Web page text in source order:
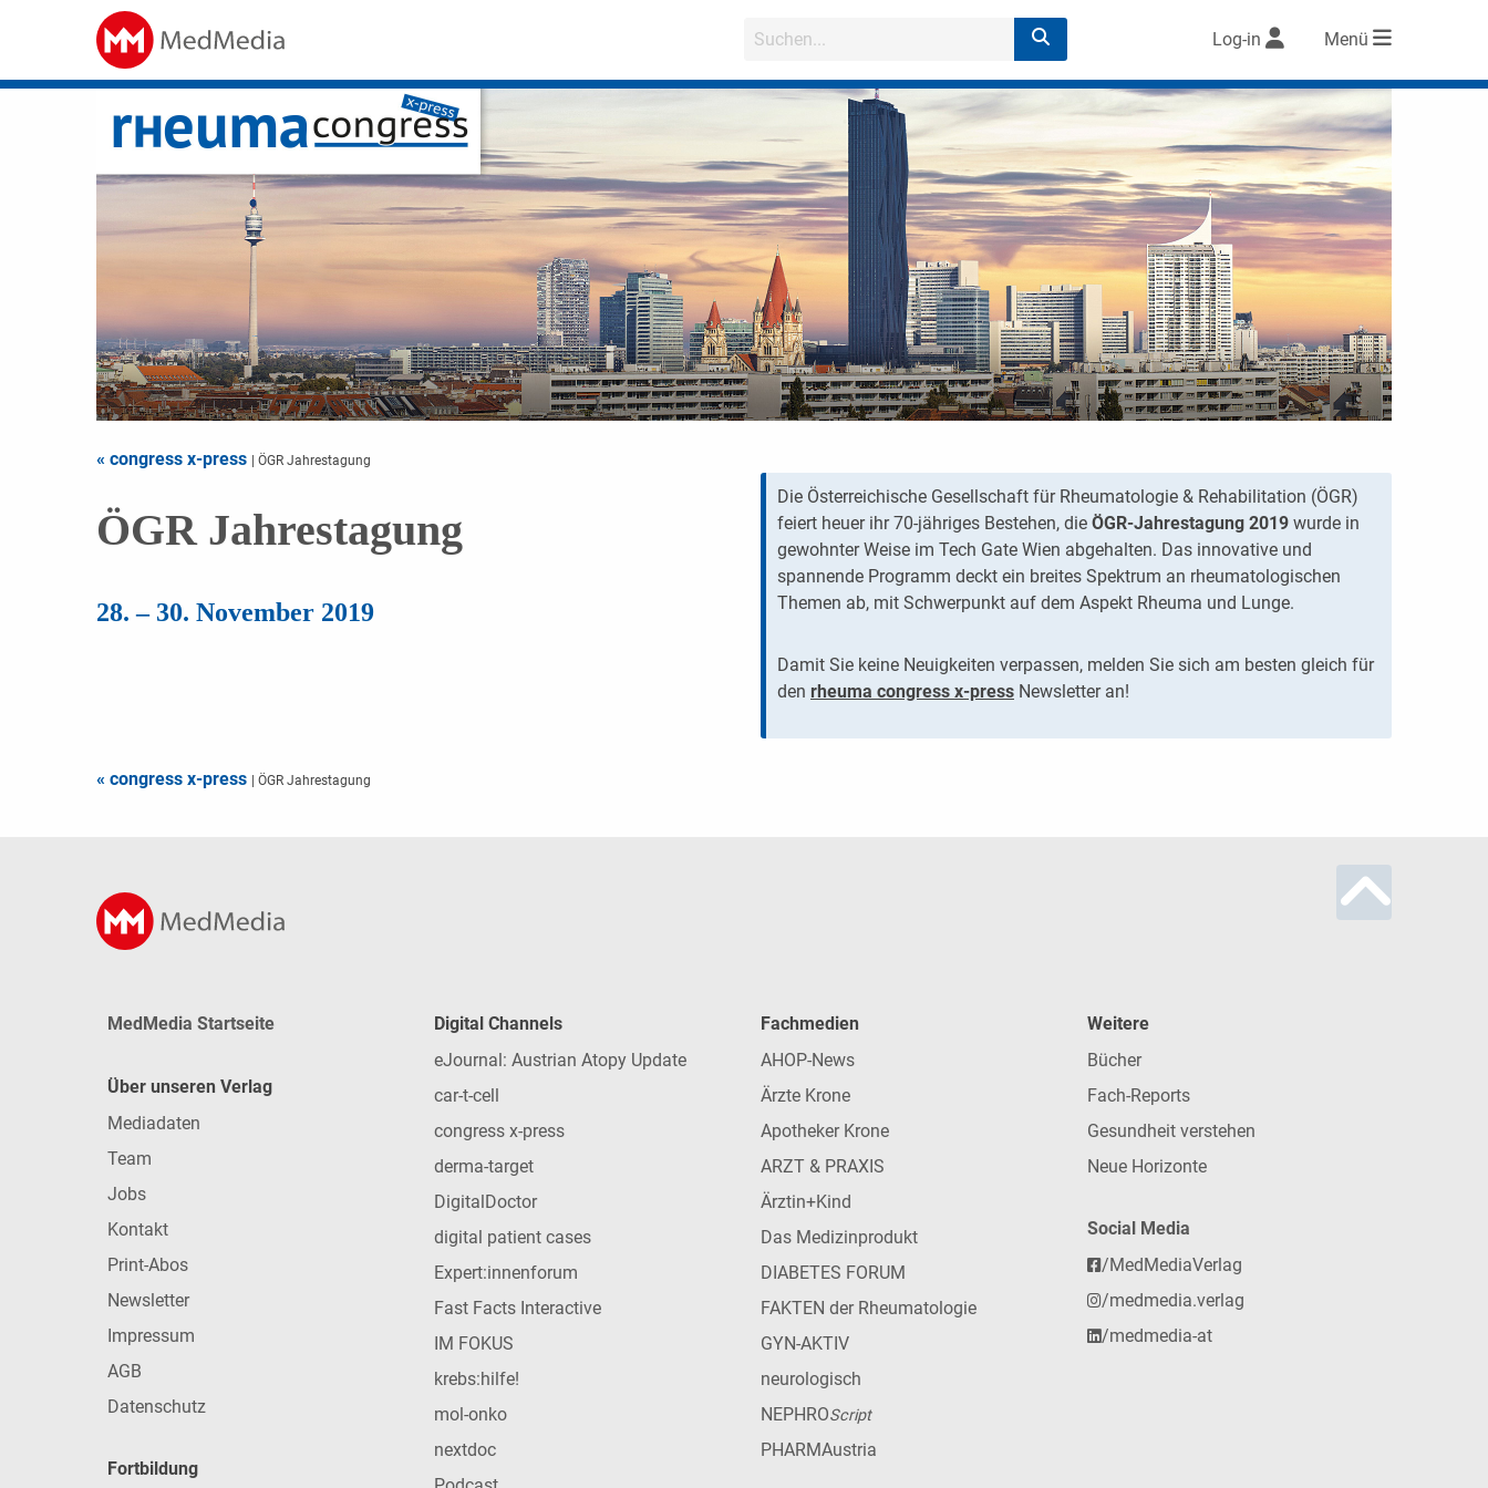
Log-in Menü
« congress x-press | ÖGR Jahrestagung
ÖGR Jahrestagung
28. – 30. November 2019
Die Österreichische Gesellschaft für Rheumatologie & Rehabilitation (ÖGR)
feiert heuer ihr 70-jähriges Bestehen, die ÖGR-Jahrestagung 2019 wurde in
gewohnter Weise im Tech Gate Wien abgehalten. Das innovative und
spannende Programm deckt ein breites Spektrum an rheumatologischen
Themen ab, mit Schwerpunkt auf dem Aspekt Rheuma und Lunge.
Damit Sie keine Neuigkeiten verpassen, melden Sie sich am besten gleich für
den rheuma congress x-press Newsletter an!
« congress x-press | ÖGR Jahrestagung
MedMedia Startseite
Über unseren Verlag
Mediadaten
Team
Jobs
Kontakt
Print-Abos
Newsletter
Impressum
AGB
Datenschutz
Fortbildung
Digital Channels
eJournal: Austrian Atopy Update
car-t-cell
congress x-press
derma-target
DigitalDoctor
digital patient cases
Expert:innenforum
Fast Facts Interactive
IM FOKUS
krebs:hilfe!
mol-onko
nextdoc
Fachmedien
AHOP-News
Ärzte Krone
Apotheker Krone
ARZT & PRAXIS
Ärztin+Kind
Das Medizinprodukt
DIABETES FORUM
FAKTEN der Rheumatologie
GYN-AKTIV
neurologisch
NEPHROScript
PHARMAustria
Weitere
Bücher
Fach-Reports
Gesundheit verstehen
Neue Horizonte
Social Media
/MedMediaVerlag
/medmedia.verlag
/medmedia-at